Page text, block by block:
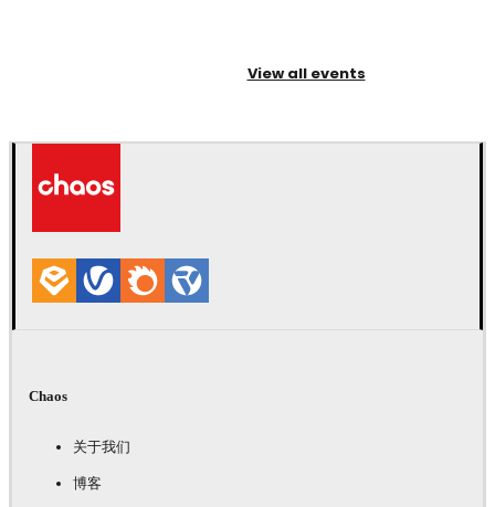
View all events
Chaos
关于我们
博客